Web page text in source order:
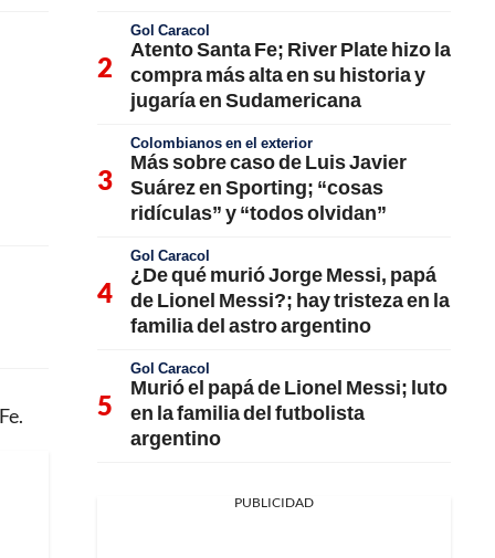
Gol Caracol
Atento Santa Fe; River Plate hizo la
compra más alta en su historia y
jugaría en Sudamericana
Colombianos en el exterior
Más sobre caso de Luis Javier
Suárez en Sporting; “cosas
ridículas” y “todos olvidan”
Gol Caracol
¿De qué murió Jorge Messi, papá
de Lionel Messi?; hay tristeza en la
familia del astro argentino
Gol Caracol
Murió el papá de Lionel Messi; luto
en la familia del futbolista
argentino
PUBLICIDAD